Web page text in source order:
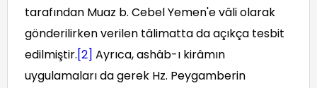
tarafından Muaz b. Cebel Yemen'e vâli olarak
gönderilirken verilen tâlimatta da açıkça tesbit
edilmiştir.[2] Ayrıca, ashâb-ı kirâmın
uygulamaları da gerek Hz. Peygamberin